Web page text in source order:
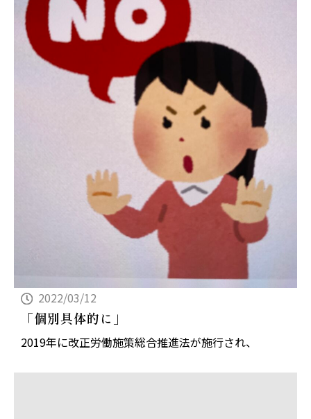
2022/03/12
「個別具体的に」
2019年に改正労働施策総合推進法が施行され、